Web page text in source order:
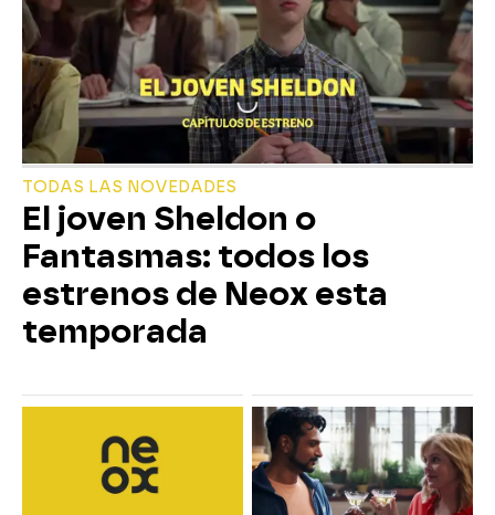
TODAS LAS NOVEDADES
El joven Sheldon o
Fantasmas: todos los
estrenos de Neox esta
temporada